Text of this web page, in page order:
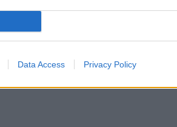
Data Access Privacy Policy